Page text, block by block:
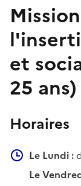
et
25
Horaires
Le Lundi :
Le